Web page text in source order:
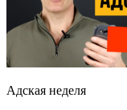
Адская неделя